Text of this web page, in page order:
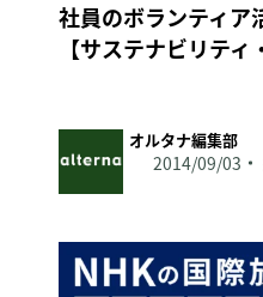
社員のボランティア
【サステナビリティ
オルタナ編集部
2014/09/03